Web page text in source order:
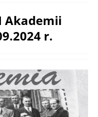
Akademii
r.